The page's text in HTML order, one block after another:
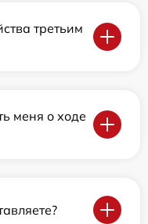
третьим
меня о ходе